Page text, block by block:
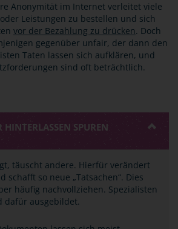
Anonymität im Internet verleitet viele
Leistungen zu bestellen und sich
vor der Bezahlung zu drücken. Doch
gegenüber unfair, der dann den
Taten lassen sich aufklären, und
sind oft beträchtlich.
HINTERLASSEN SPUREN
täuscht andere. Hierfür verändert
schafft so neue „Tatsachen“. Dies
häufig nachvollziehen. Spezialisten
dafür ausgebildet.